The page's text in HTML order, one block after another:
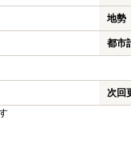
地勢
都市
次回